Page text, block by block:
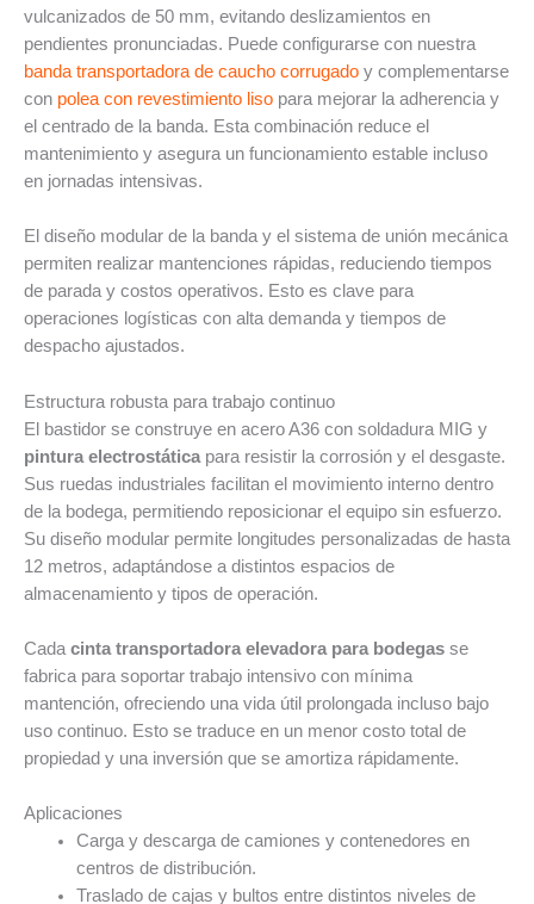
vulcanizados de 50 mm, evitando deslizamientos en
pendientes pronunciadas. Puede configurarse con nuestra
banda transportadora de caucho corrugado y complementarse
con polea con revestimiento liso para mejorar la adherencia y
el centrado de la banda. Esta combinación reduce el
mantenimiento y asegura un funcionamiento estable incluso
en jornadas intensivas.
El diseño modular de la banda y el sistema de unión mecánica
permiten realizar mantenciones rápidas, reduciendo tiempos
de parada y costos operativos. Esto es clave para
operaciones logísticas con alta demanda y tiempos de
despacho ajustados.
Estructura robusta para trabajo continuo
El bastidor se construye en acero A36 con soldadura MIG y
pintura electrostática para resistir la corrosión y el desgaste.
Sus ruedas industriales facilitan el movimiento interno dentro
de la bodega, permitiendo reposicionar el equipo sin esfuerzo.
Su diseño modular permite longitudes personalizadas de hasta
12 metros, adaptándose a distintos espacios de
almacenamiento y tipos de operación.
Cada cinta transportadora elevadora para bodegas se
fabrica para soportar trabajo intensivo con mínima
mantención, ofreciendo una vida útil prolongada incluso bajo
uso continuo. Esto se traduce en un menor costo total de
propiedad y una inversión que se amortiza rápidamente.
Aplicaciones
Carga y descarga de camiones y contenedores en
centros de distribución.
Traslado de cajas y bultos entre distintos niveles de